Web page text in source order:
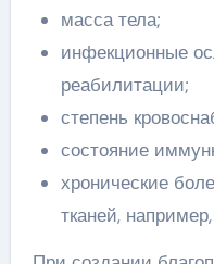
масса тела;
инфекционные
реабилитации;
степень
состояние
хронические
тканей,